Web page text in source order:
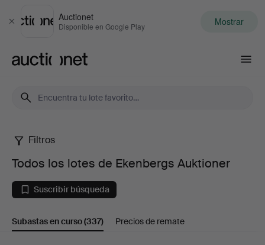
Cerrar
Auctionet
Disponible en Google Play Mostrar
Todos
los
lotes
de
Filtros
Todos los lotes de Ekenbergs Auktioner
Suscribir búsqueda
Subastas en curso(337) Precios de remate